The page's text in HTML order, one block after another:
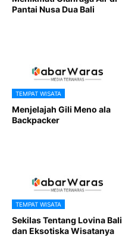
Pantai Nusa Dua Bali
TEMPAT WISATA
Menjelajah Gili Meno ala
Backpacker
TEMPAT WISATA
Sekilas Tentang Lovina Bali
dan Eksotiska Wisatanya